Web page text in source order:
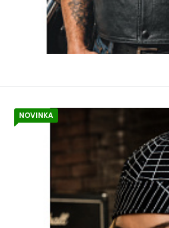
NOVINKA
šátek na hlavu
Šátek-čepička na hlavu s